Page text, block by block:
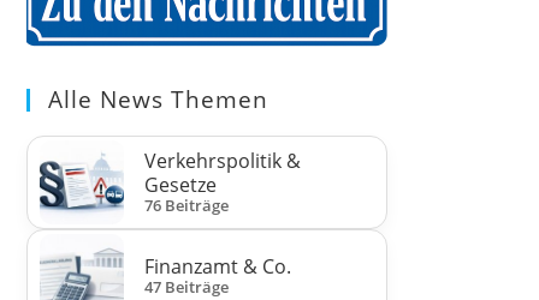
Alle News Themen
Verkehrspolitik &
Gesetze
76 Beiträge
Finanzamt & Co.
47 Beiträge